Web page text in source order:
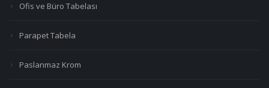
Ofis ve Büro Tabelası
Parapet Tabela
Paslanmaz Krom